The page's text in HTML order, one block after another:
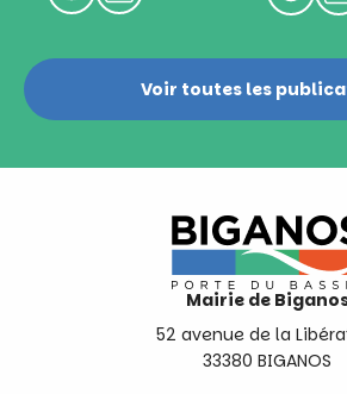
Voir toutes les
Mairie de
52 avenue de la
33380 BIGANOS